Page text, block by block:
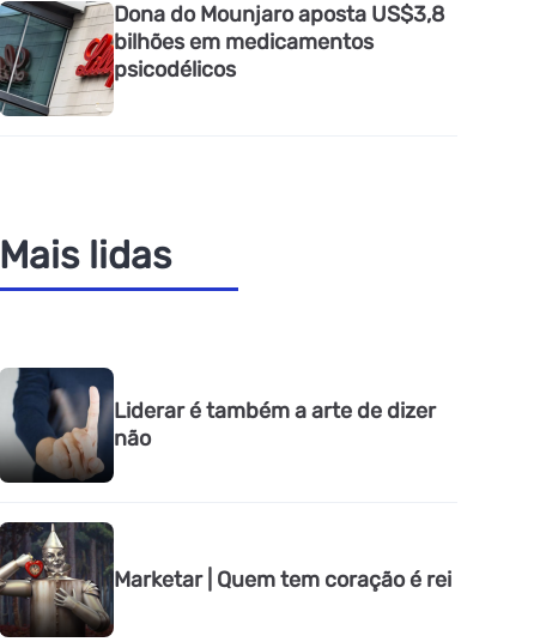
Dona do Mounjaro aposta US$3,8
bilhões em medicamentos
psicodélicos
Mais lidas
Liderar é também a arte de dizer
não
Marketar | Quem tem coração é rei